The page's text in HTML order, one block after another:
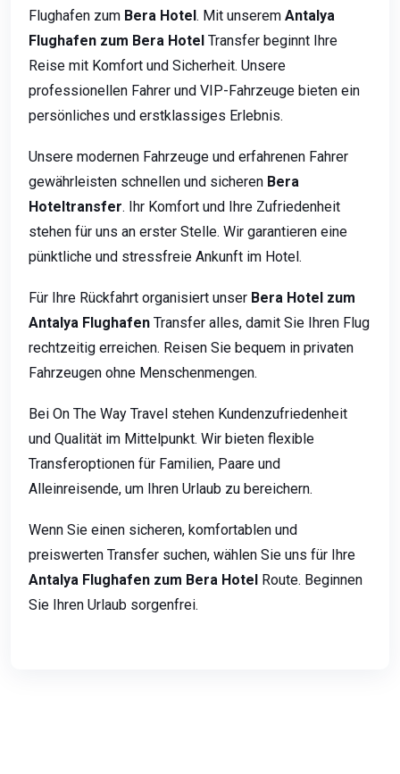
Flughafen zum Bera Hotel. Mit unserem Antalya
Flughafen zum Bera Hotel Transfer beginnt Ihre
Reise mit Komfort und Sicherheit. Unsere
professionellen Fahrer und VIP-Fahrzeuge bieten ein
persönliches und erstklassiges Erlebnis.
Unsere modernen Fahrzeuge und erfahrenen Fahrer
gewährleisten schnellen und sicheren Bera
Hoteltransfer. Ihr Komfort und Ihre Zufriedenheit
stehen für uns an erster Stelle. Wir garantieren eine
pünktliche und stressfreie Ankunft im Hotel.
Für Ihre Rückfahrt organisiert unser Bera Hotel zum
Antalya Flughafen Transfer alles, damit Sie Ihren Flug
rechtzeitig erreichen. Reisen Sie bequem in privaten
Fahrzeugen ohne Menschenmengen.
Bei On The Way Travel stehen Kundenzufriedenheit
und Qualität im Mittelpunkt. Wir bieten flexible
Transferoptionen für Familien, Paare und
Alleinreisende, um Ihren Urlaub zu bereichern.
Wenn Sie einen sicheren, komfortablen und
preiswerten Transfer suchen, wählen Sie uns für Ihre
Antalya Flughafen zum Bera Hotel Route. Beginnen
Sie Ihren Urlaub sorgenfrei.